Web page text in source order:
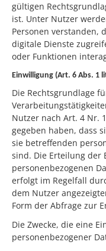
gültigen
ist. Unter Nutzer
Personen verstanden,
digitale Dienste
oder Funktionen
Einwilligung (Art. 6 Abs. 1
Die Rechtsgrundlage
Nutzer nach Art. 4 Nr.
gegeben haben, dass
sie betreffenden
sind. Die Erteilung der
personenbezogenen
erfolgt im Regelfall
dem Nutzer
Form der Abfrage zur
Die Zwecke, die eine
personenbezogener